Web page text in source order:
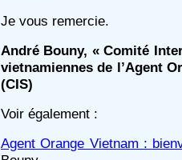
Je vous remercie.
André Bouny, « Comité
vietnamiennes de l’Agent
(CIS)
Voir également :
Agent Orange Vietnam :